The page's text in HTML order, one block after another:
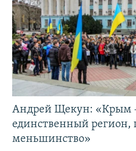
Андрей Щекун: «Крым
единственный регион,
меньшинство»